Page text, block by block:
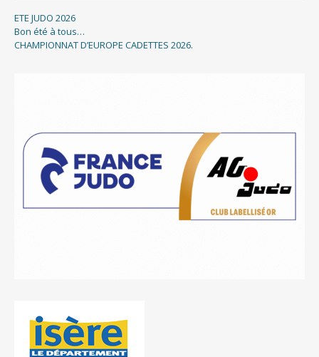
ETE JUDO 2026
Bon été à tous…
CHAMPIONNAT D’EUROPE CADETTES 2026.